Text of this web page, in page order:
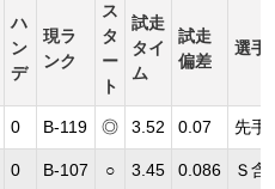
ハ
ン
デ
現ラ
ンク
ス
タ
ー
ト
試走
タイ
ム
試走
偏差
選手
0 B-119 ◎ 3.52 0.07 先手
0 B-107 ○ 3.45 0.086 Ｓ含